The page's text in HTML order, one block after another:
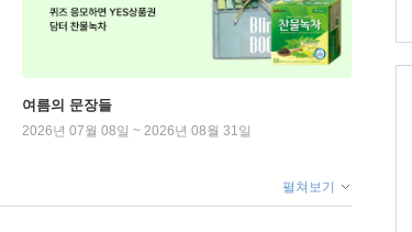
여름의 문장들
2026년 07월 08일 ~ 2026년 08월 31일
펼쳐보기